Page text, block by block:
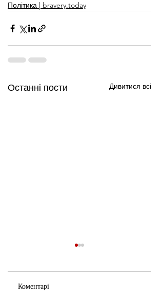
Політика | bravery.today
Останні пости Дивитися всі
Коментарі